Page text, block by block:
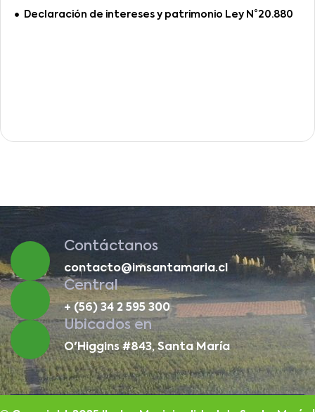
Declaración de intereses y patrimonio Ley N°20.880
Contáctanos
contacto@imsantamaria.cl
Central
+ (56) 34 2 595 300
Ubicados en
O'Higgins #843, Santa María